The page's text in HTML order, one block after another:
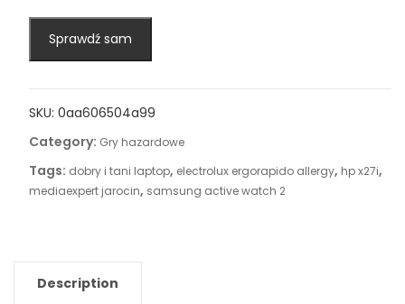
Sprawdź sam
SKU: 0aa606504a99
Category: Gry hazardowe
Tags: dobry i tani laptop, electrolux ergorapido allergy, hp x27i,
mediaexpert jarocin, samsung active watch 2
Description